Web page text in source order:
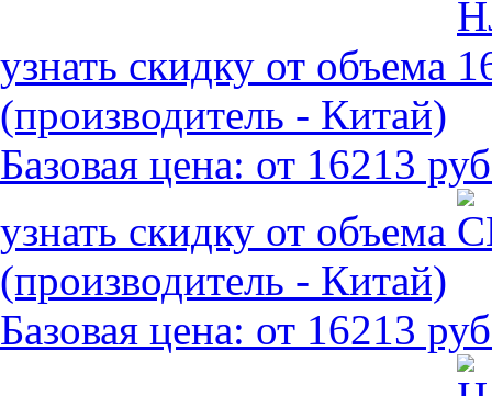
узнать скидку от объема
(производитель - Китай)
Базовая цена: от 16213
узнать скидку от объема
(производитель - Китай)
Базовая цена: от 16213